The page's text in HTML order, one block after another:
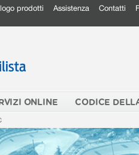
prodotti Assistenza Contatti
ONLINE CODICE